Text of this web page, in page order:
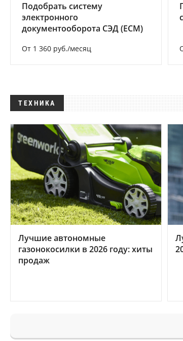
Подобрать систему
электронного
документооборота СЭД (ECM)
От 1 360 руб./месяц
ТЕХНИКА
Лучшие автономные
газонокосилки в 2026 году: хиты
продаж